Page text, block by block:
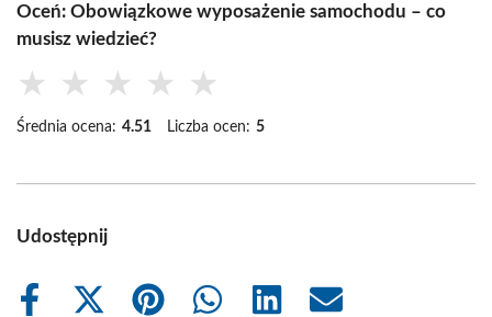
Oceń: Obowiązkowe wyposażenie samochodu – co
musisz wiedzieć?
★ ★ ★ ★ ★
Średnia ocena: 4.51 Liczba ocen: 5
Udostępnij
Share
Share
Share
Share
Share
Share